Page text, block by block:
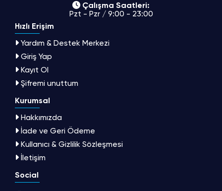
Çalışma Saatleri:
Pzt - Pzr / 9:00 - 23:00
Hızlı Erişim
Yardım & Destek Merkezi
Giriş Yap
Kayıt Ol
Şifremi unuttum
Kurumsal
Hakkımızda
İade ve Geri Ödeme
Kullanıcı & Gizlilik Sözleşmesi
İletişim
Social